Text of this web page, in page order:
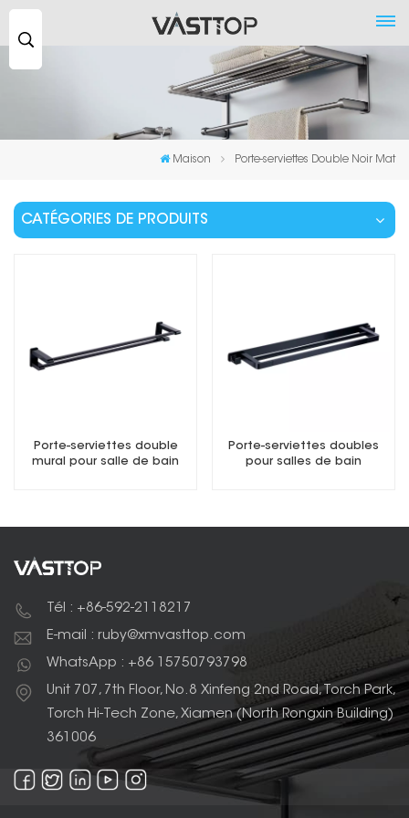
Maison Porte-serviettes Double Noir Mat
CATÉGORIES DE PRODUITS
Porte-serviettes double
mural pour salle de bain
Porte-serviettes doubles
pour salles de bain
Tél : +86-592-2118217
E-mail : ruby@xmvasttop.com
WhatsApp : +86 15750793798
Unit 707, 7th Floor, No.8 Xinfeng 2nd Road, Torch Park,
Torch Hi-Tech Zone, Xiamen (North Rongxin Building)
361006